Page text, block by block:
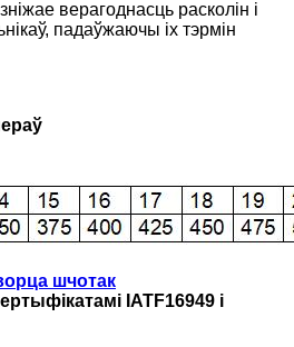
верагоднасць расколін і
падаўжаючы іх тэрмін
шчотак
IATF16949 і